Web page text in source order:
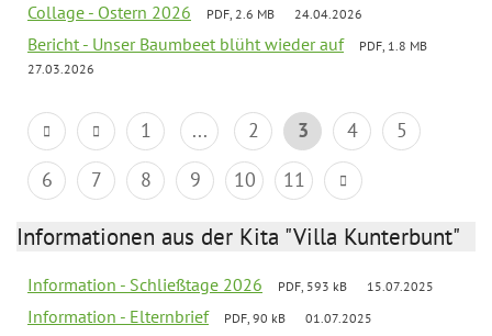
Collage - Ostern 2026 PDF, 2.6 MB 24.04.2026
Bericht - Unser Baumbeet blüht wieder auf
PDF, 1.8 MB
27.03.2026
1 ... 2 3 4
5
6
7 8 9 10 11
Informationen aus der Kita "Villa Kunterbunt"
Information - Schließtage 2026 PDF, 593 kB 15.07.2025
Information - Elternbrief PDF, 90 kB 01.07.2025